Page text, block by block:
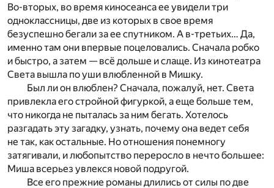
Во-вторых, во время киносеанса ее увидели три
одноклассницы, две из которых в свое время
безуспешно бегали за ее спутником. А в-третьих… Да,
именно там они впервые поцеловались. Сначала робко
и быстро, а затем — всё дольше и слаще. Из кинотеатра
Света вышла по уши влюбленной в Мишку.
Был ли он влюблен? Сначала, пожалуй, нет. Света
привлекла его стройной фигуркой, а еще больше тем,
что никогда не пыталась за ним бегать. Хотелось
разгадать эту загадку, узнать, почему она ведет себя
не так, как остальные. Но отношения понемногу
затягивали, и любопытство переросло в нечто большее:
Миша всерьез увлекся новой подругой.
Все его прежние романы длились от силы по две